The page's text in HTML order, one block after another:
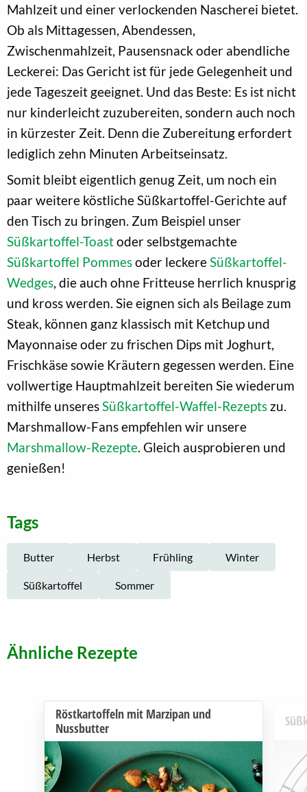
Mahlzeit und einer verlockenden Nascherei bietet.
Ob als Mittagessen, Abendessen,
Zwischenmahlzeit, Pausensnack oder abendliche
Leckerei: Das Gericht ist für jede Gelegenheit und
jede Tageszeit geeignet. Und das Beste: Es ist nicht
nur kinderleicht zuzubereiten, sondern auch noch
in kürzester Zeit. Denn die Zubereitung erfordert
lediglich zehn Minuten Arbeitseinsatz.
Somit bleibt eigentlich genug Zeit, um noch ein
paar weitere köstliche Süßkartoffel-Gerichte auf
den Tisch zu bringen. Zum Beispiel unser
Süßkartoffel-Toastoder selbstgemachte
Süßkartoffel Pommesoder leckereSüßkartoffel-
Wedges, die auch ohne Fritteuse herrlich knusprig
und kross werden. Sie eignen sich als Beilage zum
Steak, können ganz klassisch mit Ketchup und
Mayonnaise oder zu frischen Dips mit Joghurt,
Frischkäse sowie Kräutern gegessen werden. Eine
vollwertige Hauptmahlzeit bereiten Sie wiederum
mithilfe unseresSüßkartoffel-Waffel-Rezepts zu.
Marshmallow-Fans empfehlen wir unsere
Marshmallow-Rezepte. Gleich ausprobieren und
genießen!
Tags
Butter Herbst Frühling Winter
Süßkartoffel Sommer
Ähnliche Rezepte
Röstkartoffeln mit Marzipan und
Nussbutter